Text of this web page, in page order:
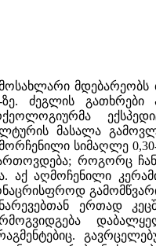
ზე. ძეგლის
მასალა
სიმაღლე
როგორც
აქ აღმოჩენილი
ერთად